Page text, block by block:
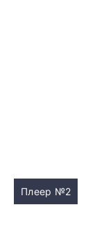
Плеер №2